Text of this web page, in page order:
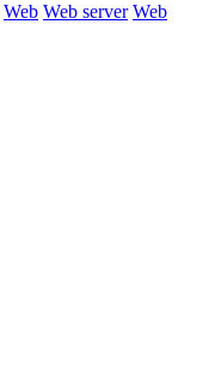
Web Web server Web